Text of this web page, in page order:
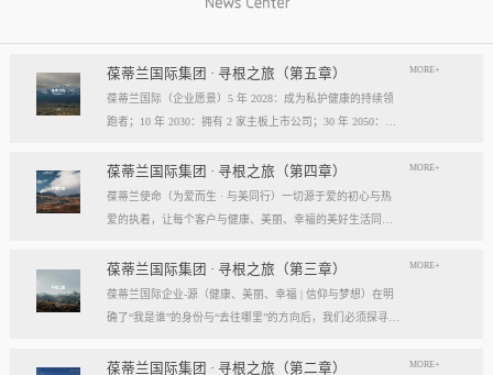
葆蒂兰国际集团 · 寻根之旅（第五章）
葆蒂兰国际（企业愿景）5 年 2028：成为私护健康的持续领
跑者；10 年 2030：拥有 2 家主板上市公司；30 年 2050：成
葆蒂兰国际立志成为健康产业中一个响亮的中国品牌。我们
以“为爱而生，与美同行”为使命，绘制出一幅清晰而雄心勃
勃的发展蓝图，旨在以坚实的步伐，从专业的深度走向事业
028 | 5年愿景）成为“私护健康领域的持续领跑者”· 定位： 我
MORE+
葆蒂兰国际集团 · 寻根之旅（第四章）
葆蒂兰使命（为爱而生 · 与美同行）一切源于爱的初心与热
爱的执着，让每个客户与健康、美丽、幸福的美好生活同
双翼“爱的初心”与“热爱的执着”，共同构成了葆蒂兰的精神内
核与力量源泉，二者如同呼吸，一呼一吸，生生不息。爱的
初心，是我们的根脉与方向。它是最初那份纯粹的善意、利
MORE+
葆蒂兰国际集团 · 寻根之旅（第三章）
葆蒂兰国际企业-源（健康、美丽、幸福 | 信仰与梦想）在明
确了“我是谁”的身份与“去往哪里”的方向后，我们必须探寻滋
格局与能量。它，就是葆蒂兰的“源”——我们一切思想与行
MORE+
葆蒂兰国际集团 · 寻根之旅（第二章） MORE+